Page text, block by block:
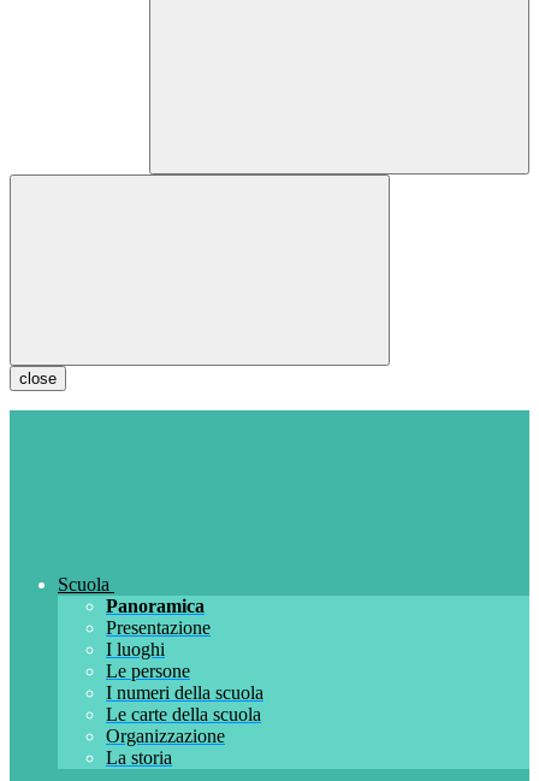
close
Scuola
Panoramica
Presentazione
I luoghi
Le persone
I numeri della scuola
Le carte della scuola
Organizzazione
La storia